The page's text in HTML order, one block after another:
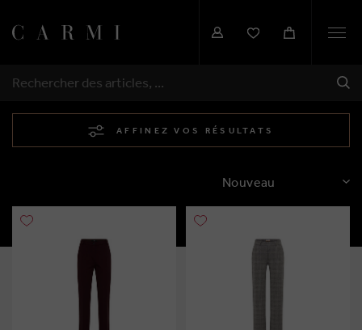
RECHERCHER
AFFINEZ VOS RÉSULTATS
TRIER